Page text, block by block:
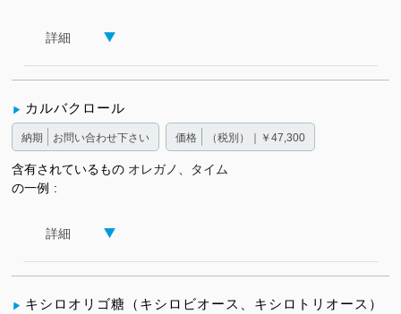
詳細
カルバクロール
納期 お問い合わせ下さい 価格 （税別）｜￥47,300
含有されているもの
の一例
オレガノ、タイム
詳細
キシロオリゴ糖（キシロビオース、キシロトリオース）